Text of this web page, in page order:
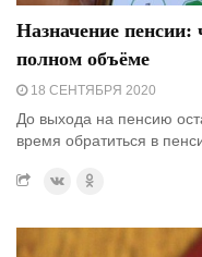
Назначение пенсии:
полном объёме
18 СЕНТЯБРЯ 2020
До выхода на пенсию
время обратиться в